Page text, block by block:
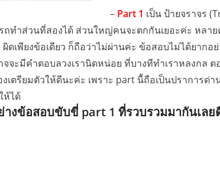
– Part 1 เป็น ป้ายจราจร
ถทำส่วนที่สองได้ ส่วนใหญ่คนจะตกกันเยอะค่ะ หลาย
ดเพียงข้อเดียว ก็ถือว่าไม่ผ่านค่ะ ข้อสอบไม่ได้ยากอ
จะมีคำตอบลวงเรานิดหน่อย ที่บางทีทำเราหลงกล ต
เตรียมตัวให้ดีนะค่ะ เพราะ part นีัถือเป็นปราการด่า
ห้ได้
างข้อสอบขับขี่ part 1 ที่รวบรวมมากันเลย